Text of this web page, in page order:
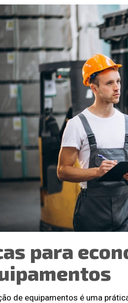
para
de equipamentos é uma
Localização /
Av. Juscelino
15 e 16 - Cidade
81270-200